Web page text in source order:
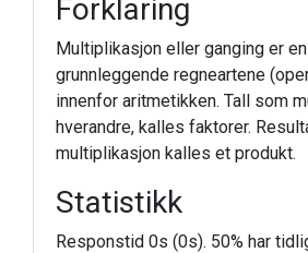
Forklaring
Multiplikasjon eller ganging er
grunnleggende regneartene
innenfor aritmetikken. Tall som
hverandre, kalles faktorer.
multiplikasjon kalles et produkt.
Statistikk
Responstid 0s (0s). 50% har